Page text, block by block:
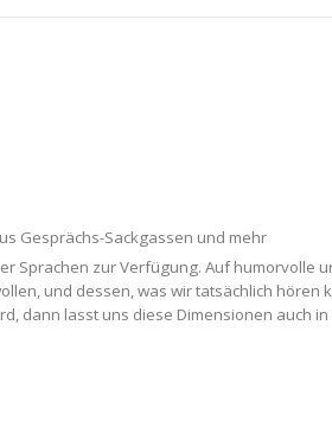
Gesprächs-Sackgassen und mehr
Sprachen zur Verfügung. Auf humorvolle
und dessen, was wir tatsächlich hören
dann lasst uns diese Dimensionen auch